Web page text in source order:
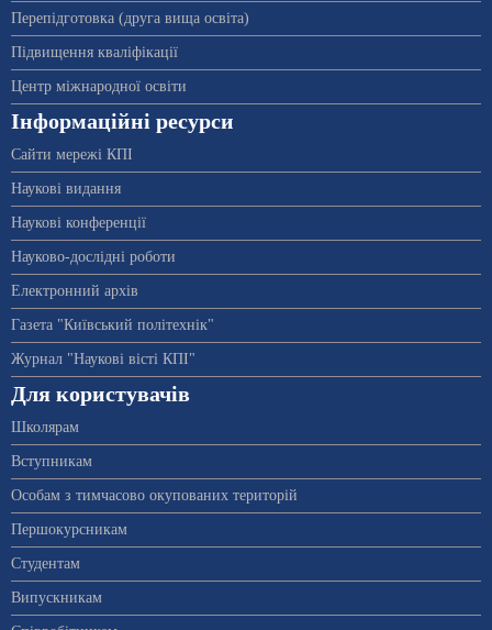
Перепідготовка (друга вища освіта)
Підвищення кваліфікації
Центр міжнародної освіти
Інформаційні ресурси
Сайти мережі КПІ
Наукові видання
Наукові конференції
Науково-дослідні роботи
Електронний архів
Газета "Київський політехнік"
Журнал "Наукові вісті КПІ"
Для користувачів
Школярам
Вступникам
Особам з тимчасово окупованих територій
Першокурсникам
Студентам
Випускникам